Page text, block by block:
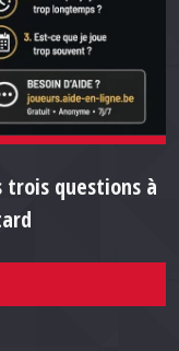
trois questions à